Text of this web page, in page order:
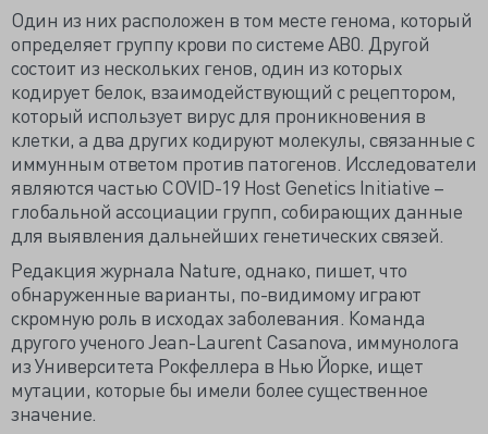
Один из них расположен в том месте генома, который
определяет группу крови по системе АВ0. Другой
состоит из нескольких генов, один из которых
кодирует белок, взаимодействующий с рецептором,
который использует вирус для проникновения в
клетки, а два других кодируют молекулы, связанные с
иммунным ответом против патогенов. Исследователи
являются частью COVID-19 Host Genetics Initiative –
глобальной ассоциации групп, собирающих данные
для выявления дальнейших генетических связей.
Редакция журнала Nature, однако, пишет, что
обнаруженные варианты, по-видимому играют
скромную роль в исходах заболевания. Команда
другого ученого Jean-Laurent Casanova, иммунолога
из Университета Рокфеллера в Нью Йорке, ищет
мутации, которые бы имели более существенное
значение.